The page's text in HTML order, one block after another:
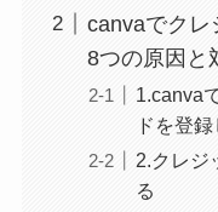
canvaでクレ
8つの原因と
1.canva
ドを登
2.クレジ
る